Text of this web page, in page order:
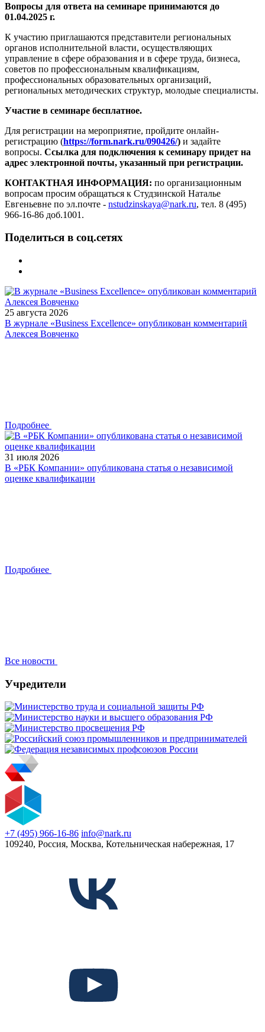
Вопросы для ответа на семинаре принимаются до
01.04.2025 г.
К участию приглашаются представители региональных
органов исполнительной власти, осуществляющих
управление в сфере образования и в сфере труда, бизнеса,
советов по профессиональным квалификациям,
профессиональных образовательных организаций,
региональных методических структур, молодые специалисты.
Участие в семинаре бесплатное.
Для регистрации на мероприятие, пройдите онлайн-
регистрацию (https://form.nark.ru/090426/) и задайте
вопросы. Ссылка для подключения к семинару придет на
адрес электронной почты, указанный при регистрации.
КОНТАКТНАЯ ИНФОРМАЦИЯ: по организационным
вопросам просим обращаться к Студзинской Наталье
Евгеньевне по эл.почте - nstudzinskaya@nark.ru, тел. 8 (495)
966-16-86 доб.1001.
Поделиться в соц.сетях
25 августа 2026
В журнале «Business Excellence» опубликован комментарий
Алексея Вовченко
Подробнее
31 июля 2026
В «РБК Компании» опубликована статья о независимой
оценке квалификации
Подробнее
Все новости
Учредители
+7 (495) 966-16-86 info@nark.ru
109240, Россия, Москва, Котельническая набережная, 17